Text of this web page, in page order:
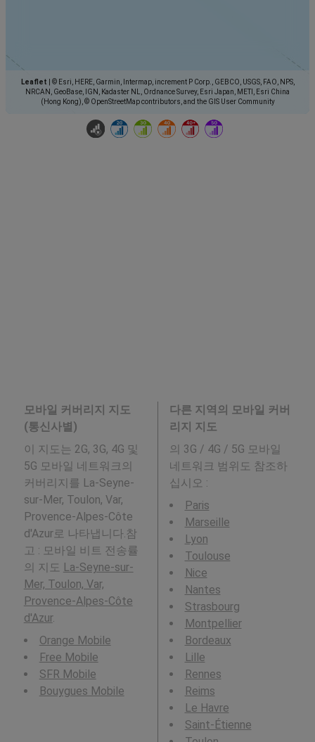
Leaflet
© Esri, HERE, Garmin, Intermap, increment P Corp., GEBCO, USGS, FAO, NPS,
NRCAN, GeoBase, IGN, Kadaster NL, Ordnance Survey, Esri Japan, METI, Esri China
(Hong Kong), © OpenStreetMap contributors, and the GIS User Community
모바일 커버리지 지도
(통신사별)
이 지도는 2G, 3G, 4G 및
5G 모바일 네트워크의
커버리지를 La-Seyne-
sur-Mer, Toulon, Var,
Provence-Alpes-Côte
d'Azur로 나타냅니다.참
고 : 모바일 비트 전송률
의 지도
La-Seyne-sur-
Mer, Toulon, Var,
Provence-Alpes-Côte
d'Azur.
Orange Mobile
Free Mobile
SFR Mobile
Bouygues Mobile
다른 지역의 모바일 커버
리지 지도
의 3G / 4G / 5G 모바일
네트워크 범위도 참조하
십시오 :
Paris
Marseille
Lyon
Toulouse
Nice
Nantes
Strasbourg
Montpellier
Bordeaux
Lille
Rennes
Reims
Le Havre
Saint-Étienne